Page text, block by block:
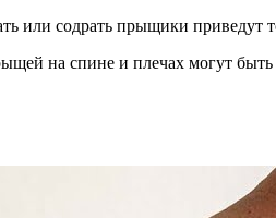
или содрать прыщики приведут
на спине и плечах могут быть